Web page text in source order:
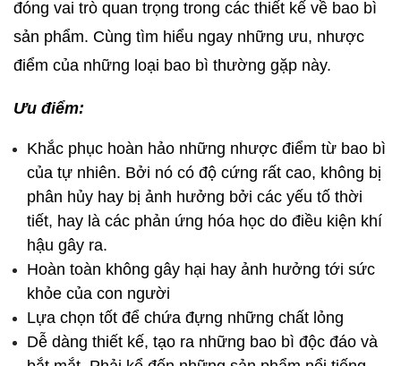
đóng vai trò quan trọng trong các thiết kế về bao bì
sản phẩm. Cùng tìm hiểu ngay những ưu, nhược
điểm của những loại bao bì thường gặp này.
Ưu điểm:
Khắc phục hoàn hảo những nhược điểm từ bao bì
của tự nhiên. Bởi nó có độ cứng rất cao, không bị
phân hủy hay bị ảnh hưởng bởi các yếu tố thời
tiết, hay là các phản ứng hóa học do điều kiện khí
hậu gây ra.
Hoàn toàn không gây hại hay ảnh hưởng tới sức
khỏe của con người
Lựa chọn tốt để chứa đựng những chất lỏng
Dễ dàng thiết kế, tạo ra những bao bì độc đáo và